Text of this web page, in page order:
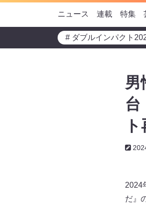
ニュース 連載 特集
# ダブルインパクト
男
台
2024
だ』